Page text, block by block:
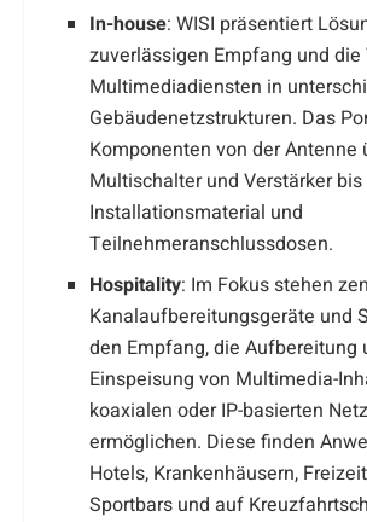
In-house: WISI präsentiert
zuverlässigen Empfang und
Multimediadiensten in
Gebäudenetzstrukturen. Das
Komponenten von der Antenne
Multischalter und Verstärker bis
Installationsmaterial und
Teilnehmeranschlussdosen.
Hospitality: Im Fokus stehen
Kanalaufbereitungsgeräte und
den Empfang, die Aufbereitung
Einspeisung von Multimedia-
koaxialen oder IP-basierten
ermöglichen. Diese finden
Hotels, Krankenhäusern,
Sportbars und auf